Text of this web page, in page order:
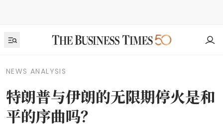
NEWS ANALYSIS
特朗普与伊朗的无限期停火是和
平的序曲吗？